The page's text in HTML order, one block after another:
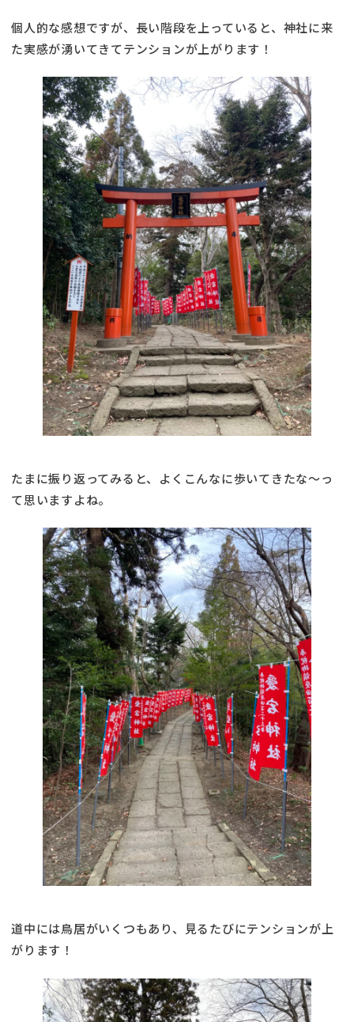
個人的な感想ですが、長い階段を上っていると、神社に来
た実感が湧いてきてテンションが上がります！
たまに振り返ってみると、よくこんなに歩いてきたな～っ
て思いますよね。
道中には鳥居がいくつもあり、見るたびにテンションが上
がります！